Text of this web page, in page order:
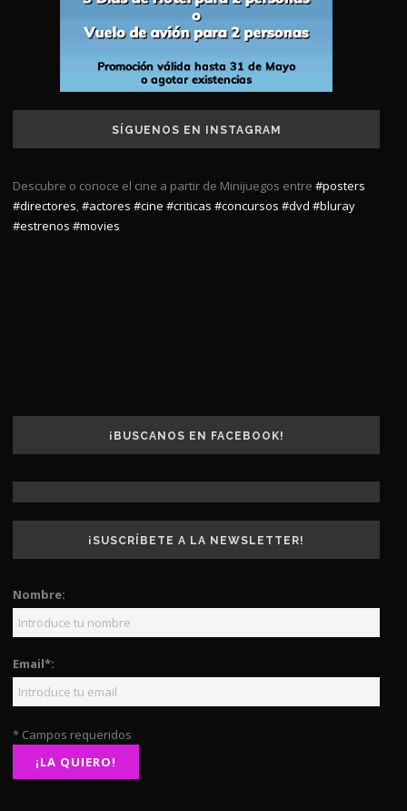
SÍGUENOS EN INSTAGRAM
Descubre o conoce el cine a partir de Minijuegos entre #posters
#directores,#actores #cine #criticas #concursos #dvd #bluray
#estrenos #movies
¡BUSCANOS EN FACEBOOK!
¡SUSCRÍBETE A LA NEWSLETTER!
Nombre:
Email*:
* Campos requeridos